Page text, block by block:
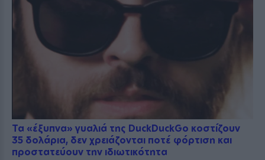
Τα «έξυπνα» γυαλιά της DuckDuckGo κοστίζουν
35 δολάρια, δεν χρειάζονται ποτέ φόρτιση και
προστατεύουν την ιδιωτικότητα